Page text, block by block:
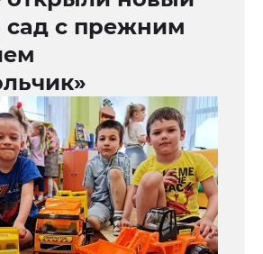
сад с прежним